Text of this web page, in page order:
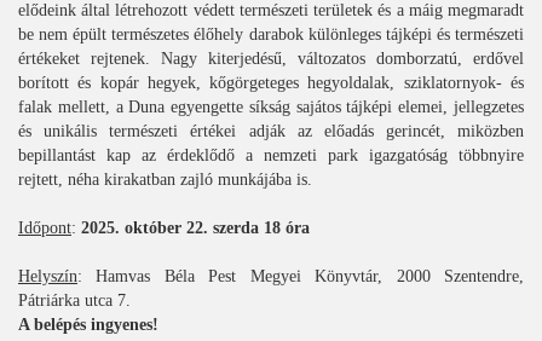
elődeink által létrehozott védett természeti területek és a máig megmaradt
be nem épült természetes élőhely darabok különleges tájképi és természeti
értékeket rejtenek. Nagy kiterjedésű, változatos domborzatú, erdővel
borított és kopár hegyek, kőgörgeteges hegyoldalak, sziklatornyok- és
falak mellett, a Duna egyengette síkság sajátos tájképi elemei, jellegzetes
és unikális természeti értékei adják az előadás gerincét, miközben
bepillantást kap az érdeklődő a nemzeti park igazgatóság többnyire
rejtett, néha kirakatban zajló munkájába is.
Időpont: 2025. október 22. szerda 18 óra
Helyszín: Hamvas Béla Pest Megyei Könyvtár, 2000 Szentendre,
Pátriárka utca 7.
A belépés ingyenes!